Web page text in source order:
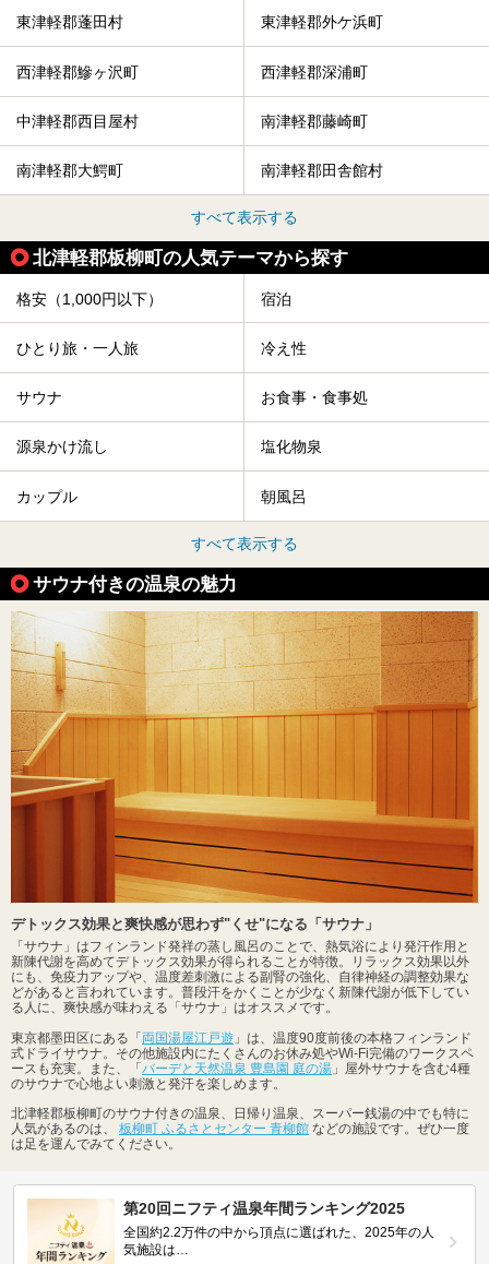
東津軽郡蓬田村 東津軽郡外ケ浜町
西津軽郡鰺ヶ沢町 西津軽郡深浦町
中津軽郡西目屋村 南津軽郡藤崎町
南津軽郡大鰐町 南津軽郡田舎館村
すべて表示する
北津軽郡板柳町の人気テーマから探す
格安（1,000円以下） 宿泊
ひとり旅・一人旅 冷え性
サウナ お食事・食事処
源泉かけ流し 塩化物泉
カップル 朝風呂
すべて表示する
サウナ付きの温泉の魅力
デトックス効果と爽快感が思わず"くせ"になる「サウナ」
「サウナ」はフィンランド発祥の蒸し風呂のことで、熱気浴により発汗作用と
新陳代謝を高めてデトックス効果が得られることが特徴。リラックス効果以外
にも、免疫力アップや、温度差刺激による副腎の強化、自律神経の調整効果な
どがあると言われています。普段汗をかくことが少なく新陳代謝が低下してい
る人に、爽快感が味わえる「サウナ」はオススメです。
東京都墨田区にある「 両国湯屋江戸遊 」は、温度90度前後の本格フィンランド
式ドライサウナ。その他施設内にたくさんのお休み処やWi-Fi完備のワークスペ
ースも充実。また、「 バーデと天然温泉 豊島園 庭の湯 」屋外サウナを含む4種
のサウナで心地よい刺激と発汗を楽しめます。
北津軽郡板柳町のサウナ付きの温泉、日帰り温泉、スーパー銭湯の中でも特に
人気があるのは、 板柳町 ふるさとセンター 青柳館 などの施設です。ぜひ一度
は足を運んでみてください。
第20回ニフティ温泉年間ランキング2025
全国約2.2万件の中から頂点に選ばれた、2025年の人
気施設は…